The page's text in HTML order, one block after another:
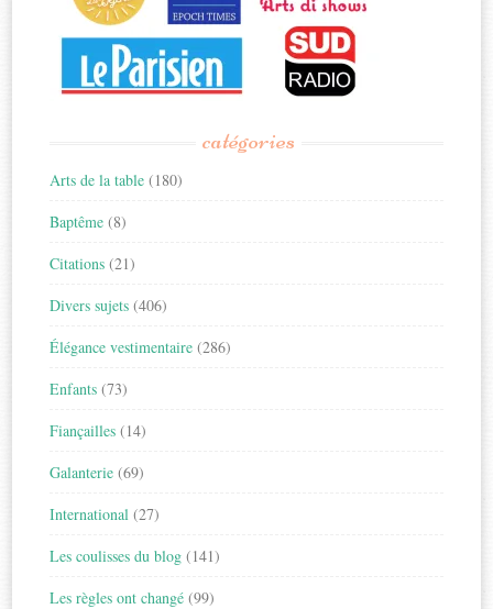
catégories
Arts de la table (180)
Baptême (8)
Citations (21)
Divers sujets (406)
Élégance vestimentaire (286)
Enfants (73)
Fiançailles (14)
Galanterie (69)
International (27)
Les coulisses du blog (141)
Les règles ont changé (99)